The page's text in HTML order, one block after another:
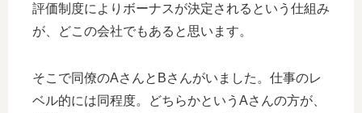
評価制度によりボーナスが決定されるという仕組み
が、どこの会社でもあると思います。
そこで同僚のAさんとBさんがいました。仕事のレ
ベル的には同程度。どちらかというAさんの方が、